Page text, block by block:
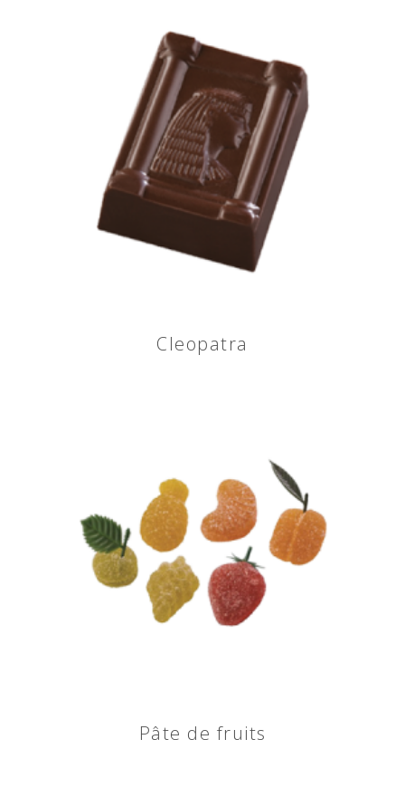
Cleopatra
Pâte de fruits